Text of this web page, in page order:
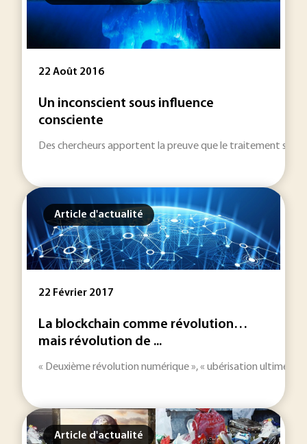
22 Août 2016
Un inconscient sous influence
consciente
Des chercheurs apportent la preuve que le traitement
Article d'actualité
22 Février 2017
La blockchain comme révolution…
mais révolution de ...
« Deuxième révolution numérique », « ubérisation ultime »,
Article d'actualité